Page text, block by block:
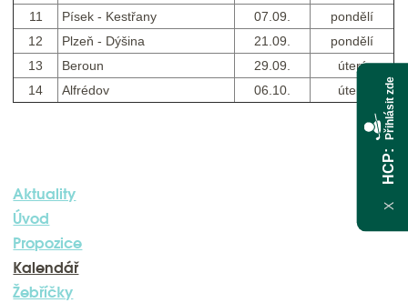
11
Písek - Kestřany 07.09.
pondělí
12
Plzeň - Dýšina 21.09.
pondělí
13
Beroun 29.09.
úterý
14
Alfrédov 06.10. úterý
Aktuality
Úvod
Propozice
Kalendář
Žebříčky
X
HCP
Přihlásit zde